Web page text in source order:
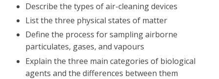
Describe the types of air-cleaning devices
List the three physical states of matter
Define the process for sampling airborne
particulates, gases, and vapours
Explain the three main categories of biological
agents and the differences between them